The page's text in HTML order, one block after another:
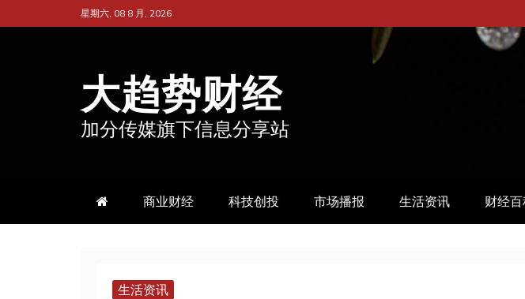
至
星期六, 08 8 月, 2026
大趋势财经
加分传媒旗下信息分享站
商业财经 科技创投 市场播报 生活资讯 财经
生活资讯